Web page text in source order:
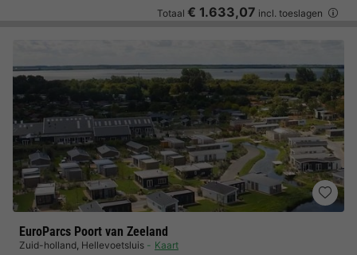
Totaal € 1.633,07 incl. toeslagen
EuroParcs Poort van Zeeland
Zuid-holland, Hellevoetsluis Kaart